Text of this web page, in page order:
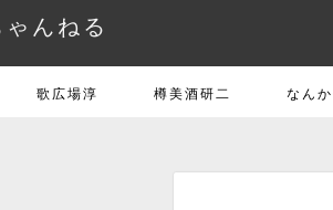
んねる
歌広場淳 樽美酒研二 なん